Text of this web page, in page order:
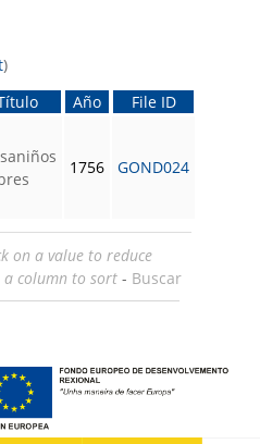
)
Año
File ID
1756 GOND024
on a value to reduce
a column to sort - Buscar